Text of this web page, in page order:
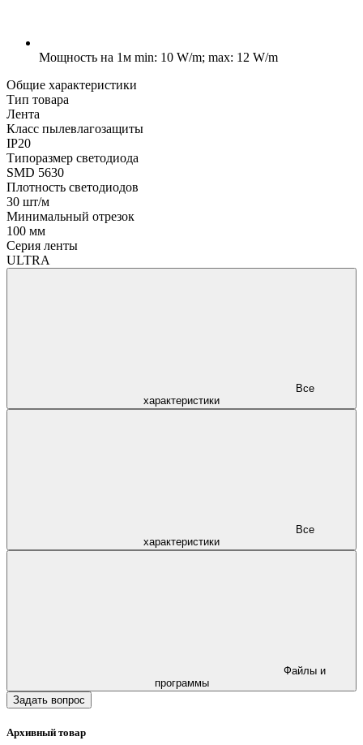
Мощность на 1м min: 10 W/m; max: 12 W/m
Общие характеристики
Тип товара
Лента
Класс пылевлагозащиты
IP20
Типоразмер светодиода
SMD 5630
Плотность светодиодов
30 шт/м
Минимальный отрезок
100 мм
Серия ленты
ULTRA
характеристики
характеристики
программы
Задать вопрос
Архивный товар